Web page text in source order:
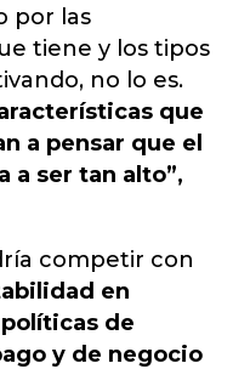
por las
tiene y los tipos
no lo es.
que
a pensar que el
a ser tan alto”,
competir con
en
de
y de negocio